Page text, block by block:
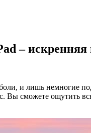
–
боли, и лишь немногие
сможете ощутить